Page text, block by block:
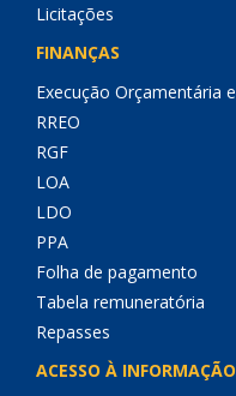
Licitações
FINANÇAS
Execução Orçamentária
RREO
RGF
LOA
LDO
PPA
Folha de pagamento
Tabela remuneratória
Repasses
ACESSO À INFORMAÇÃO